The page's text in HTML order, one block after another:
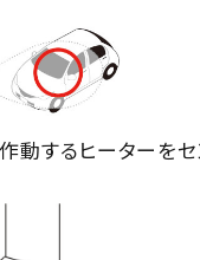
するヒーターをセ